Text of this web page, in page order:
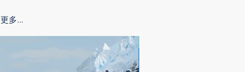
更多...